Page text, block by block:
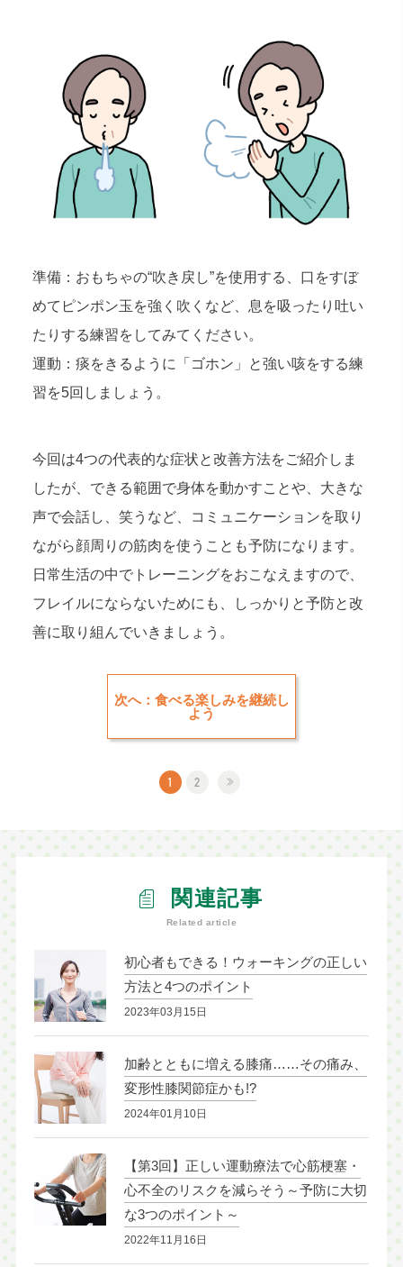
準備：おもちゃの“吹き戻し”を使用する、口をすぼ
めてピンポン玉を強く吹くなど、息を吸ったり吐い
たりする練習をしてみてください。
運動：痰をきるように「ゴホン」と強い咳をする練
習を5回しましょう。
今回は4つの代表的な症状と改善方法をご紹介しま
したが、できる範囲で身体を動かすことや、大きな
声で会話し、笑うなど、コミュニケーションを取り
ながら顔周りの筋肉を使うことも予防になります。
日常生活の中でトレーニングをおこなえますので、
フレイルにならないためにも、しっかりと予防と改
善に取り組んでいきましょう。
次へ：食べる楽しみを継続し
よう
1 2
関連記事
Related article
初心者もできる！ウォーキングの正しい
方法と4つのポイント
2023年03月15日
加齢とともに増える膝痛……その痛み、
変形性膝関節症かも!?
2024年01月10日
【第3回】正しい運動療法で心筋梗塞・
心不全のリスクを減らそう～予防に大切
な3つのポイント～
2022年11月16日